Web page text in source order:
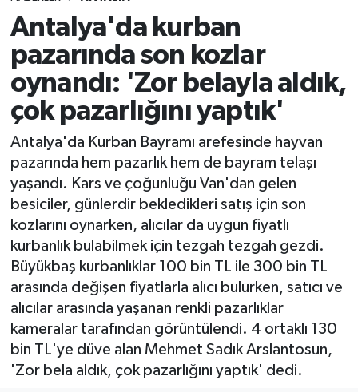
Antalya'da kurban
pazarında son kozlar
oynandı: 'Zor belayla aldık,
çok pazarlığını yaptık'
Antalya'da Kurban Bayramı arefesinde hayvan
pazarında hem pazarlık hem de bayram telaşı
yaşandı. Kars ve çoğunluğu Van'dan gelen
besiciler, günlerdir bekledikleri satış için son
kozlarını oynarken, alıcılar da uygun fiyatlı
kurbanlık bulabilmek için tezgah tezgah gezdi.
Büyükbaş kurbanlıklar 100 bin TL ile 300 bin TL
arasında değişen fiyatlarla alıcı bulurken, satıcı ve
alıcılar arasında yaşanan renkli pazarlıklar
kameralar tarafından görüntülendi. 4 ortaklı 130
bin TL'ye düve alan Mehmet Sadık Arslantosun,
'Zor bela aldık, çok pazarlığını yaptık' dedi.
Sağlık
Siyaset
Spor
Teknoloji
Yaşam
Son Dakika Haberleri
Haber Arşivi